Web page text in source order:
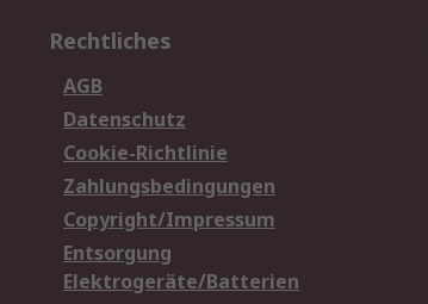
Rechtliches
AGB
Datenschutz
Cookie-Richtlinie
Zahlungsbedingungen
Copyright/Impressum
Entsorgung
Elektrogeräte/Batterien